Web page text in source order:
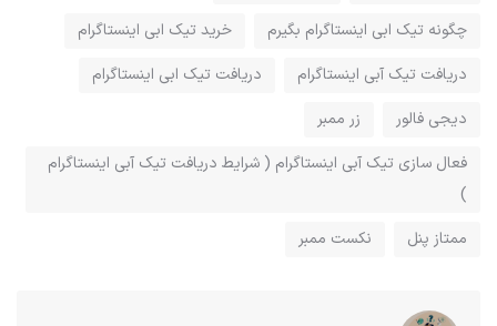
چگونه تیک ابی اینستاگرام بگیرم
خرید تیک ابی اینستاگرام
دریافت تیک آبی اینستاگرام
دریافت تیک ابی اینستاگرام
دیجی فالور
زر ممبر
فعال سازی تیک آبی اینستاگرام ( شرایط دریافت تیک آبی اینستاگرام
)
ممتاز پنل
نکست ممبر